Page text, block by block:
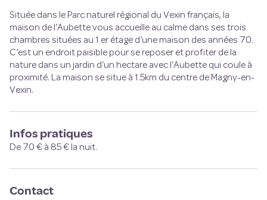
Située dans le Parc naturel régional du Vexin français, la
maison de l’Aubette vous accueille au calme dans ses trois
chambres situées au 1 er étage d’une maison des années 70.
C’est un endroit paisible pour se reposer et profiter de la
nature dans un jardin d’un hectare avec l’Aubette qui coule à
proximité. La maison se situe à 1.5km du centre de Magny-en-
Vexin.
Infos pratiques
De 70 € à 85 € la nuit.
Contact